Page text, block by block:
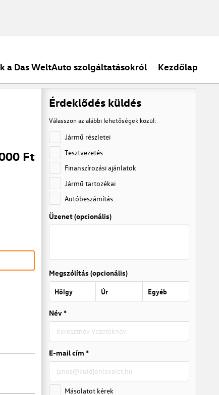
a Das WeltAuto szolgáltatásokról Kezdőlap
Ft
Érdeklődés küldés
Válasszon az alábbi lehetőségek közül:
Jármű részletei
Tesztvezetés
Finanszírozási ajánlatok
Jármű tartozékai
Autóbeszámítás
Üzenet (opcionális)
Megszólítás (opcionális)
Hölgy Úr Egyéb
Név *
E-mail cím *
Másolatot kérek